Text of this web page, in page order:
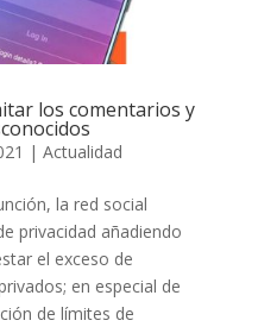
los comentarios y
| Actualidad
la red social
privacidad añadiendo
el exceso de
en especial de
de límites de